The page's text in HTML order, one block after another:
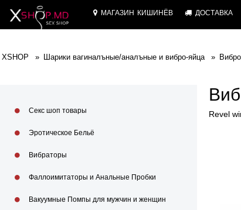
МАГАЗИН КИШИНЁВ ДОСТАВКА
XSHOP Шарики вагиналъные/аналъные и вибро-яйца
Revel
Секс шоп товары
Эротическое Бельё
Вибраторы
Фаллоимитаторы и Анальные Пробки
Вакуумные Помпы для мужчин и женщин